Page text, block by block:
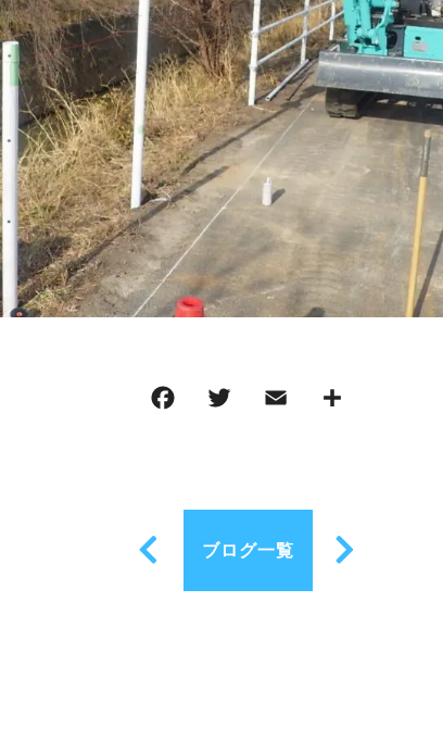
ブログ一覧